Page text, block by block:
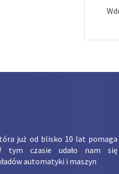
już od blisko 10 lat pomaga
tym czasie udało nam się
automatyki i maszyn